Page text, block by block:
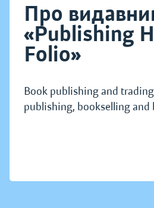
Про
«Publishing
Folio»
Book publishing and
publishing, bookselling and